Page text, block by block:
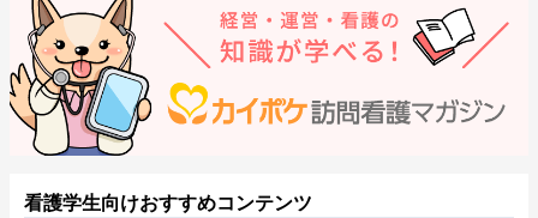
看護学生向けおすすめコンテンツ